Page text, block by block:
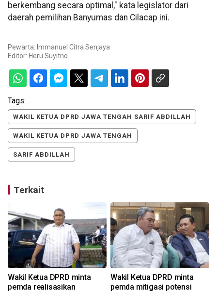
berkembang secara optimal," kata legislator dari
daerah pemilihan Banyumas dan Cilacap ini.
Pewarta: Immanuel Citra Senjaya
Editor: Heru Suyitno
Tags:
WAKIL KETUA DPRD JAWA TENGAH SARIF ABDILLAH
WAKIL KETUA DPRD JAWA TENGAH
SARIF ABDILLAH
Terkait
Wakil Ketua DPRD minta
pemda realisasikan
Wakil Ketua DPRD minta
pemda mitigasi potensi